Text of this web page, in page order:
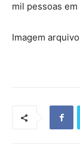
mil pessoas
Imagem